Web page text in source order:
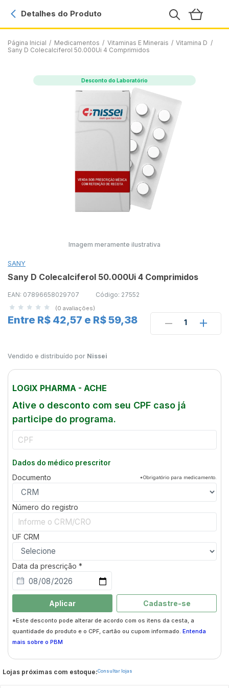
Página Inicial / Medicamentos / Vitaminas E Minerais / Vitamina D /
Sany D Colecalciferol 50.000Ui 4 Comprimidos
Detalhes do Produto
Desconto do Laboratório
Imagem meramente ilustrativa
SANY
Sany D Colecalciferol 50.000Ui 4 Comprimidos
EAN: 07896658029707 Código: 27552
(0 avaliações)
Entre R$ 42,57 e R$ 59,38 1
Vendido e distribuído por Nissei
LOGIX PHARMA - ACHE
Ative o desconto com seu CPF caso já
participe do programa.
Dados do médico prescritor
Documento *Obrigatório para medicamento.
Número do registro
UF CRM
Data da prescrição *
Aplicar Cadastre-se
*Este desconto pode alterar de acordo com os itens da cesta, a
quantidade do produto e o CPF, cartão ou cupom informado. Entenda
mais sobre o PBM
Lojas próximas com estoque:Consultar lojas